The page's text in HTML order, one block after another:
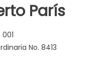
París
No. 8413